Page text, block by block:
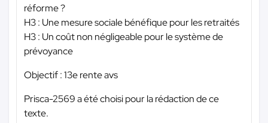
réforme ?
H3 : Une mesure sociale bénéfique pour les retraités
H3 : Un coût non négligeable pour le système de
prévoyance
Objectif : 13e rente avs
Prisca-2569 a été choisi pour la rédaction de ce
texte.